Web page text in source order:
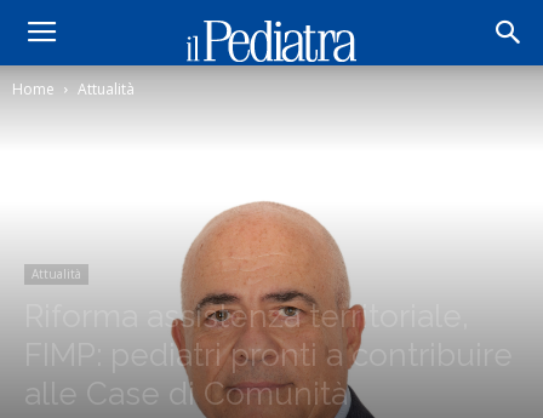
Home Attualità
Attualità
Riforma assistenza territoriale,
FIMP: pediatri pronti a contribuire
alle Case di Comunità